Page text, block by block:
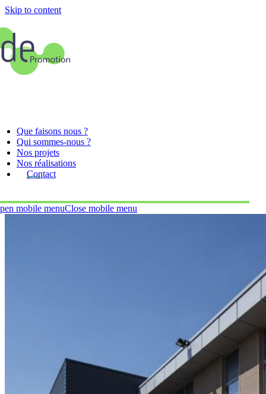
Skip to content
Que faisons nous ?
Qui sommes-nous ?
Nos projets
Nos réalisations
Contact
mobile menuClose mobile menu